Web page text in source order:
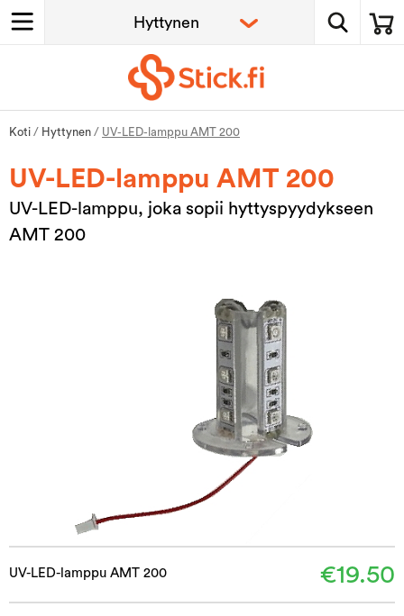
Koti / Hyttynen / UV-LED-lamppu AMT 200
UV-LED-lamppu AMT 200
UV-LED-lamppu, joka sopii hyttyspyydykseen
AMT 200
UV-LED-lamppu AMT 200 €19.50